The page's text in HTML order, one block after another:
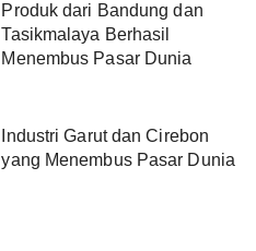
Produk dari Bandung dan
Tasikmalaya Berhasil
Menembus Pasar Dunia
Industri Garut dan Cirebon
yang Menembus Pasar Dunia